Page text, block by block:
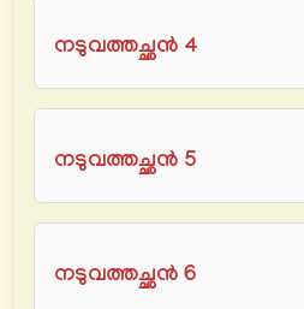
നടുവത്തച്ഛൻ 4
നടുവത്തച്ഛൻ 5
നടുവത്തച്ഛൻ 6